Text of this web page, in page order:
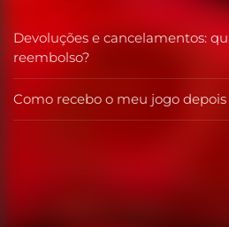
Devoluções e cancelamentos:
reembolso?
Como recebo o meu jogo